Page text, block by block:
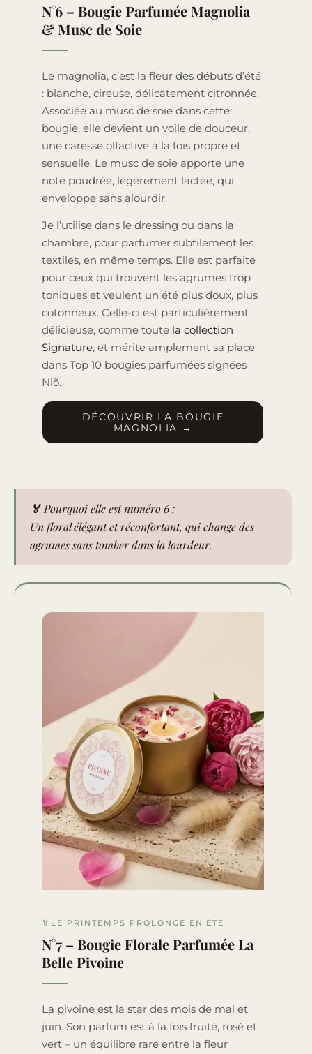
N°6 – Bougie Parfumée Magnolia
& Musc de Soie
Le magnolia, c’est la fleur des débuts d’été
: blanche, cireuse, délicatement citronnée.
Associée au musc de soie dans cette
bougie, elle devient un voile de douceur,
une caresse olfactive à la fois propre et
sensuelle. Le musc de soie apporte une
note poudrée, légèrement lactée, qui
enveloppe sans alourdir.
Je l’utilise dans le dressing ou dans la
chambre, pour parfumer subtilement les
textiles, en même temps. Elle est parfaite
pour ceux qui trouvent les agrumes trop
toniques et veulent un été plus doux, plus
cotonneux. Celle-ci est particulièrement
délicieuse, comme toute la collection
Signature, et mérite amplement sa place
dans Top 10 bougies parfumées signées
Niõ.
DÉCOUVRIR LA BOUGIE
MAGNOLIA →
🏅 Pourquoi elle est numéro 6 :
Un floral élégant et réconfortant, qui change des
agrumes sans tomber dans la lourdeur.
🏅LE PRINTEMPS PROLONGÉ EN ÉTÉ
N°7 – Bougie Florale Parfumée La
Belle Pivoine
La pivoine est la star des mois de mai et
juin. Son parfum est à la fois fruité, rosé et
vert – un équilibre rare entre la fleur